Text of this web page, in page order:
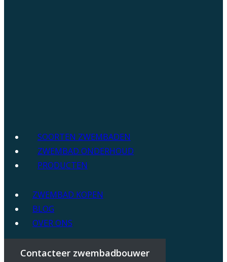
SOORTEN ZWEMBADEN
ZWEMBAD ONDERHOUD
PRODUCTEN
ZWEMBAD KOPEN
BLOG
OVER ONS
Contacteer zwembadbouwer